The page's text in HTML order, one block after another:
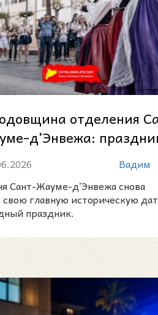
отделения
д’Энвежа:
лета и местнойВадим
Сант-Жауме-д’Энвежа снова
главную историческую
праздник.